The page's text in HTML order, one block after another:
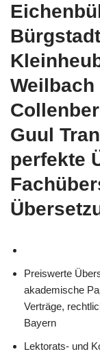
Guul
perfekte
Preiswerte
akademische
Verträge,
Bayern
Lektorats- und